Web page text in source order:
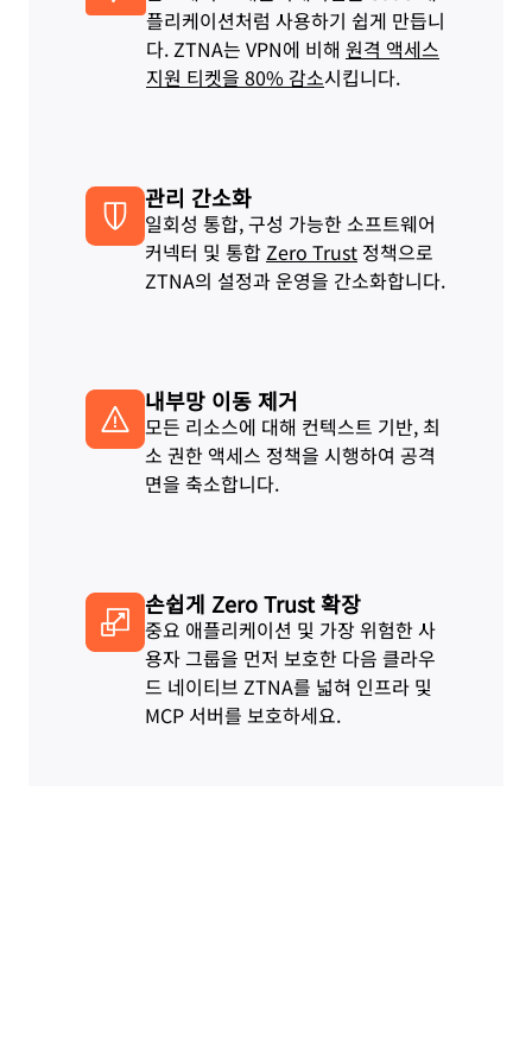
플리케이션처럼 사용하기 쉽게 만듭니
다. ZTNA는 VPN에 비해 원격 액세스
지원 티켓을 80% 감소시킵니다.
관리 간소화
일회성 통합, 구성 가능한 소프트웨어
커넥터 및 통합 Zero Trust 정책으로
ZTNA의 설정과 운영을 간소화합니다.
내부망 이동 제거
모든 리소스에 대해 컨텍스트 기반, 최
소 권한 액세스 정책을 시행하여 공격
면을 축소합니다.
손쉽게 Zero Trust 확장
중요 애플리케이션 및 가장 위험한 사
용자 그룹을 먼저 보호한 다음 클라우
드 네이티브 ZTNA를 넓혀 인프라 및
MCP 서버를 보호하세요.